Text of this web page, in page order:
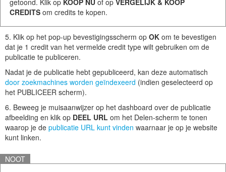
CREDITS om credits te kopen.
5. Klik op het pop-up bevestigingsscherm op OK om te bevestigen
dat je 1 credit van het vermelde credit type wilt gebruiken om de
publicatie te publiceren.
Nadat je de publicatie hebt gepubliceerd, kan deze automatisch
door zoekmachines worden geïndexeerd (indien geselecteerd op
het PUBLICEER scherm).
6. Beweeg je muisaanwijzer op het dashboard over de publicatie
afbeelding en klik op DEEL URL om het Delen-scherm te tonen
waarop je de publicatie URL kunt vinden waarnaar je op je website
kunt linken.
NOOT